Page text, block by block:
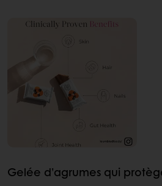
Gelée d’agrumes qui